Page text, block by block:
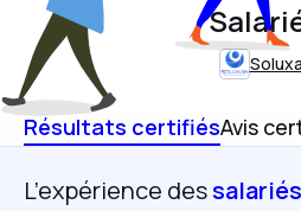
Résultats certifiésAvis
L’expérience des